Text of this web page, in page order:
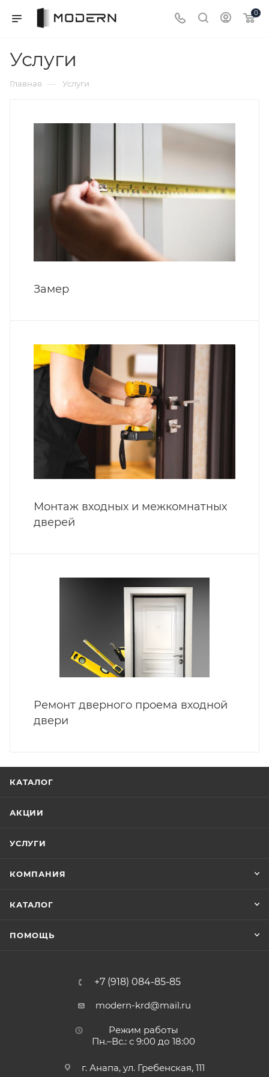
0
Услуги
Главная — Услуги
Замер
Монтаж входных и межкомнатных
дверей
Ремонт дверного проема входной
двери
КАТАЛОГ
АКЦИИ
УСЛУГИ
КОМПАНИЯ
КАТАЛОГ
ПОМОЩЬ
+7 (918) 084-85-85
modern-krd@mail.ru
Режим работы
Пн.–Вс.: с 9:00 до 18:00
г. Анапа, ул. Гребенская, 111